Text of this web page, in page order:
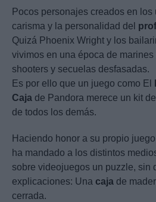
Pocos personajes creados en los
carisma y la personalidad del
Quizá Phoenix Wright y los
vivimos en una época de
shooters y secuelas desfasadas.
Es por ello que un juego como El
Caja de Pandora merece un kit
de todos los demás.
Haciendo honor a su propio
ha mandado a los distintos
sobre videojuegos un puzzle, sin
explicaciones: Una caja de
cerrada.